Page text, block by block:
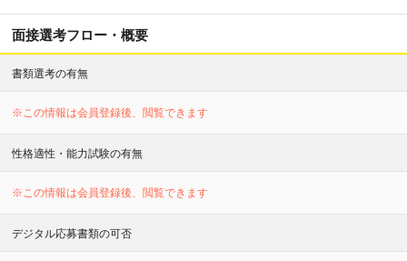
面接選考フロー・概要
書類選考の有無
※この情報は会員登録後、閲覧できます
性格適性・能力試験の有無
※この情報は会員登録後、閲覧できます
デジタル応募書類の可否